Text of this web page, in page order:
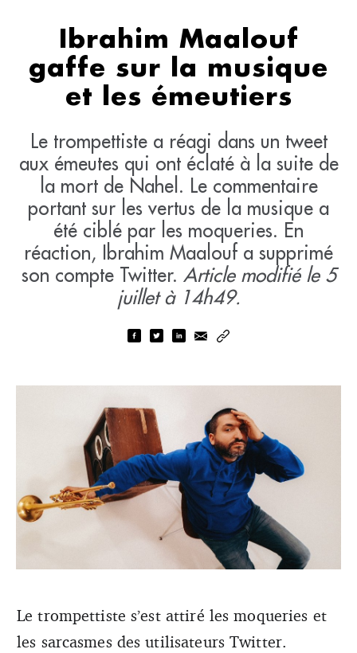
Ibrahim Maalouf
gaffe sur la musique
et les émeutiers
Le trompettiste a réagi dans un tweet
aux émeutes qui ont éclaté à la suite de
la mort de Nahel. Le commentaire
portant sur les vertus de la musique a
été ciblé par les moqueries. En
réaction, Ibrahim Maalouf a supprimé
son compte Twitter. Article modifié le 5
juillet à 14h49.
éclaté à la suite de la mort de Nahel. Le commentaire
portant sur les vertus de la musique a été ciblé par les
moqueries. En réaction, Ibrahim Maalouf a supprimé son
Le trompettiste s’est attiré les moqueries et
les sarcasmes des utilisateurs Twitter.